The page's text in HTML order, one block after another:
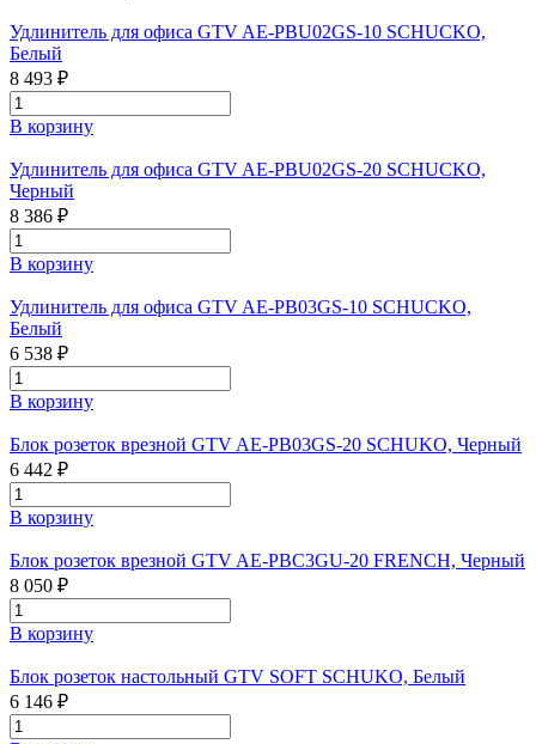
Удлинитель для офиса GTV AE-PBU02GS-10 SCHUCKO,
Белый
8 493 ₽
В корзину
Удлинитель для офиса GTV AE-PBU02GS-20 SCHUCKO,
Черный
8 386 ₽
В корзину
Удлинитель для офиса GTV AE-PB03GS-10 SCHUCKO,
Белый
6 538 ₽
В корзину
Блок розеток врезной GTV AE-PB03GS-20 SCHUKO, Черный
6 442 ₽
В корзину
Блок розеток врезной GTV AE-PBC3GU-20 FRENCH, Черный
8 050 ₽
В корзину
Блок розеток настольный GTV SOFT SCHUKO, Белый
6 146 ₽